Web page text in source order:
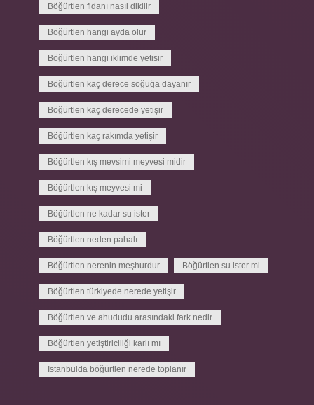
Böğürtlen fidanı nasıl dikilir
Böğürtlen hangi ayda olur
Böğürtlen hangi iklimde yetisir
Böğürtlen kaç derece soğuğa dayanır
Böğürtlen kaç derecede yetişir
Böğürtlen kaç rakımda yetişir
Böğürtlen kış mevsimi meyvesi midir
Böğürtlen kış meyvesi mi
Böğürtlen ne kadar su ister
Böğürtlen neden pahalı
Böğürtlen nerenin meşhurdur Böğürtlen su ister mi
Böğürtlen türkiyede nerede yetişir
Böğürtlen ve ahududu arasındaki fark nedir
Böğürtlen yetiştiriciliği karlı mı
Istanbulda böğürtlen nerede toplanır